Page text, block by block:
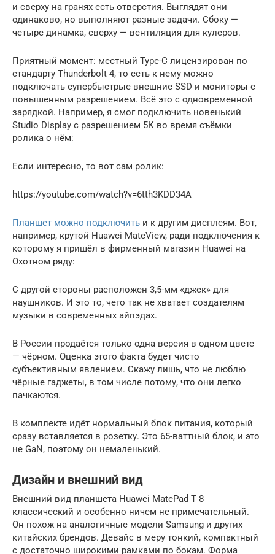
и сверху на гранях есть отверстия. Выглядят они
одинаково, но выполняют разные задачи. Сбоку —
четыре динамка, сверху — вентиляция для кулеров.
Приятный момент: местный Type-C лицензирован по
стандарту Thunderbolt 4, то есть к нему можно
подключать супербыстрые внешние SSD и мониторы с
повышенным разрешением. Всё это с одновременной
зарядкой. Например, я смог подключить новенький
Studio Display с разрешением 5К во время съёмки
ролика о нём:
Если интересно, то вот сам ролик:
https://youtube.com/watch?v=6tth3KDD34A
Планшет можно подключить и к другим дисплеям. Вот,
например, крутой Huawei MateView, ради подключения к
которому я пришёл в фирменный магазин Huawei на
Охотном ряду:
С другой стороны расположен 3,5-мм «джек» для
наушников. И это то, чего так не хватает создателям
музыки в современных айпэдах.
В России продаётся только одна версия в одном цвете
— чёрном. Оценка этого факта будет чисто
субъективным явлением. Скажу лишь, что не люблю
чёрные гаджеты, в том числе потому, что они легко
пачкаются.
В комплекте идёт нормальный блок питания, который
сразу вставляется в розетку. Это 65-ваттный блок, и это
не GaN, поэтому он немаленький.
Дизайн и внешний вид
Внешний вид планшета Huawei MatePad T 8
классический и особенно ничем не примечательный.
Он похож на аналогичные модели Samsung и других
китайских брендов. Девайс в меру тонкий, компактный
с достаточно широкими рамками по бокам. Форма